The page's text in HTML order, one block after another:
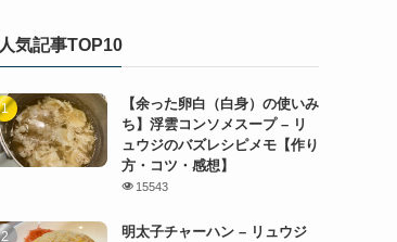
人気記事TOP10
【余った卵白（白身）の使いみ
ち】浮雲コンソメスープ – リ
ュウジのバズレシピメモ【作り
方・コツ・感想】
15543
明太子チャーハン – リュウジ